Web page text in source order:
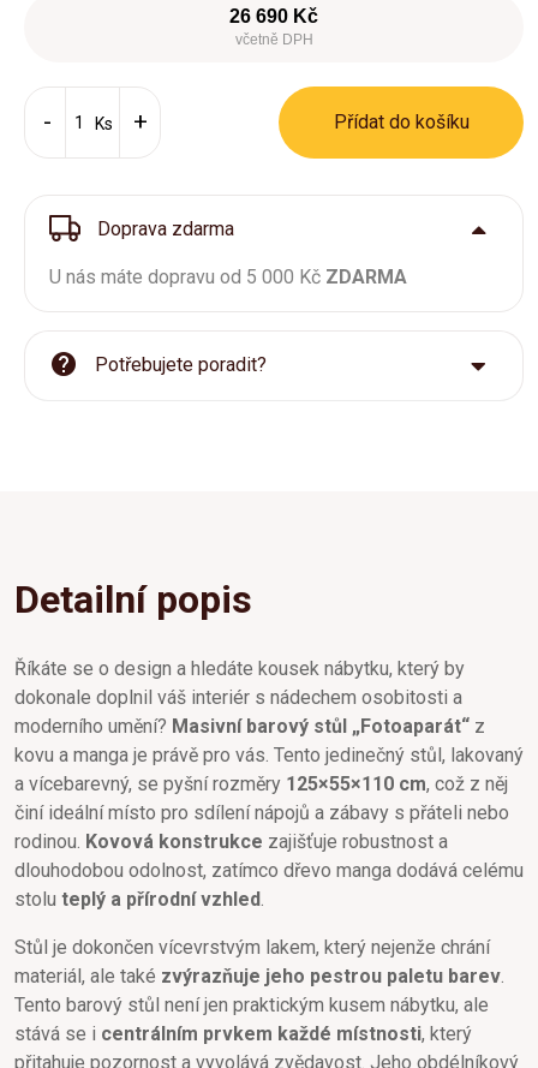
26 690 Kč
včetně DPH
Ks Přídat do košíku
Doprava zdarma
U nás máte dopravu od 5 000 Kč ZDARMA
Potřebujete poradit?
Detailní popis
Říkáte se o design a hledáte kousek nábytku, který by
dokonale doplnil váš interiér s nádechem osobitosti a
moderního umění? Masivní barový stůl „Fotoaparát“ z
kovu a manga je právě pro vás. Tento jedinečný stůl, lakovaný
a vícebarevný, se pyšní rozměry 125×55×110 cm, což z něj
činí ideální místo pro sdílení nápojů a zábavy s přáteli nebo
rodinou. Kovová konstrukce zajišťuje robustnost a
dlouhodobou odolnost, zatímco dřevo manga dodává celému
stolu teplý a přírodní vzhled
Stůl je dokončen vícevrstvým lakem, který nejenže chrání
materiál, ale také zvýrazňuje jeho pestrou paletu barev
Tento barový stůl není jen praktickým kusem nábytku, ale
stává se i centrálním prvkem každé místnosti, který
přitahuje pozornost a vyvolává zvědavost. Jeho obdélníkový